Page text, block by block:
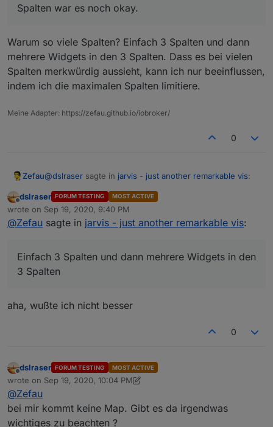
Spalten war es noch okay.
Warum so viele Spalten? Einfach 3 Spalten und dann
mehrere Widgets in den 3 Spalten. Dass es bei vielen
Spalten merkwürdig aussieht, kann ich nur beeinflussen,
indem ich die maximalen Spalten limitiere.
Meine Adapter: https://zefau.github.io/iobroker/
0
Zefau@dslraser sagte in jarvis - just another remarkable vis:
Ichh habe jetzt Google, Safari und Firefox probiert.
Die Darstellung ist überall "verschoben". Das fing
so nach der 7/8 oder 9 Spalte an. Mit weniger
Warum so viele Spalten? Einfach 3 Spalten und dann
Spalten merkwürdig aussieht, kann ich nur beeinflussen,
indem ich die maximalen Spalten limitiere.
Offline
dslraser FORUM TESTING MOST ACTIVE
wrote on Sep 19, 2020, 9:40 PM
last edited by
@Zefau sagte in jarvis - just another remarkable vis:
Einfach 3 Spalten und dann mehrere Widgets in den
3 Spalten
aha, wußte ich nicht besser
0
Offline
dslraser FORUM TESTING MOST ACTIVE
wrote on Sep 19, 2020, 10:04 PM
last edited by dslraserSep 20, 2020, 12:24 AM
@Zefau
bei mir kommt keine Map. Gibt es da irgendwas
wichtiges zu beachten ?